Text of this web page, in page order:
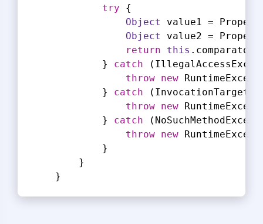
try {
Object
value1 =
Object
value2 =
return
this
} catch
throw new
} catch
throw new
} catch
throw new
}
}
}